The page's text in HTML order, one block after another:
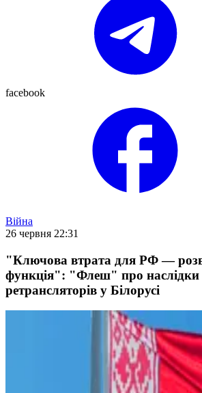
facebook
Війна
26 червня 22:31
"Ключова втрата для РФ —
функція": "Флеш" про наслідки
ретрансляторів у Білорусі